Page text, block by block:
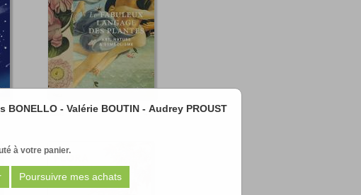
- Valérie BOUTIN - Audrey PROUST
à votre panier.
25.00 €